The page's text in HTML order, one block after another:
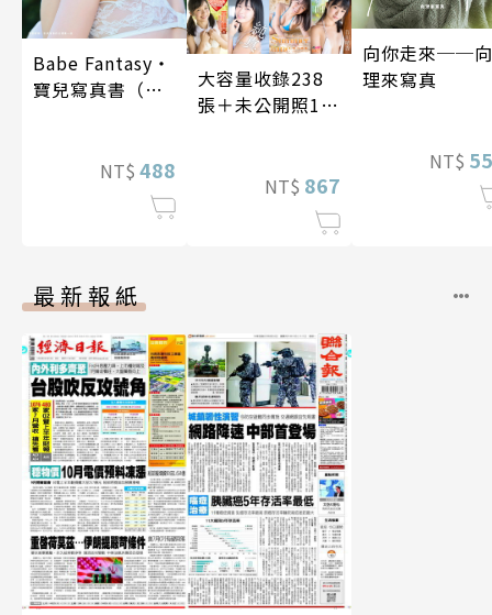
Babe Fantasy‧
寶兒寫真書（加
NT$ 488
大容量收錄238
張＋未公開照10
NT$ 867
向你走來──向
理來寫真
NT$
最新報紙